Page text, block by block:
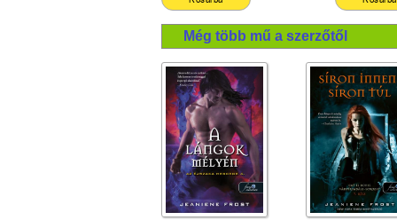
Még több mű a szerzőtől